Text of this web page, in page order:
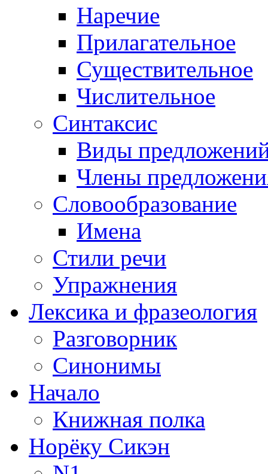
Наречие
Прилагательное
Существительное
Числительное
Синтаксис
Виды
Члены
Словообразование
Имена
Стили речи
Упражнения
Лексика и фразеология
Разговорник
Синонимы
Начало
Книжная полка
Норёку Сикэн